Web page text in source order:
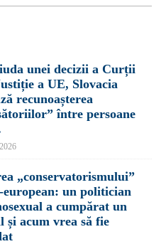
unei decizii a Curții
a UE, Slovacia
recunoașterea
între persoane
„conservatorismului”
european: un politician
a cumpărat un
și acum vrea să fie